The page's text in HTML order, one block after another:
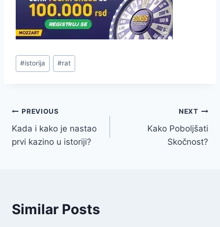
Post
Tags:
#istorija #rat
Navigacija
članaka
PREVIOUS
Kada i kako je nastao
prvi kazino u istoriji?
NEXT
Kako Poboljšati
Skočnost?
Similar Posts